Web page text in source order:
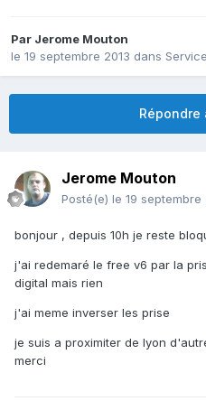
Par Jerome Mouton
le 19 septembre 2013 dans
Répondre
Jerome Mouton
Posté(e) le 19 septembre
bonjour , depuis 10h je reste
j'ai redemaré le free v6 par la
digital mais rien
j'ai meme inverser les prise
je suis a proximiter de lyon
merci